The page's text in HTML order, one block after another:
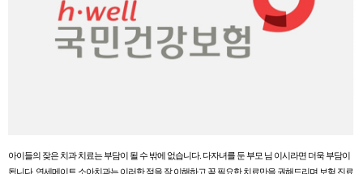
아이들의 잦은 치과 치료는 부담이 될 수 밖에 없습니다. 다자녀를 둔 부모 님 이시라면 더욱 부담이
됩니다. 연세메이트 소아치과는 이러한 점을 잘 이해하고 꼭 필요한 치료만을 권해드리며 보험 진료